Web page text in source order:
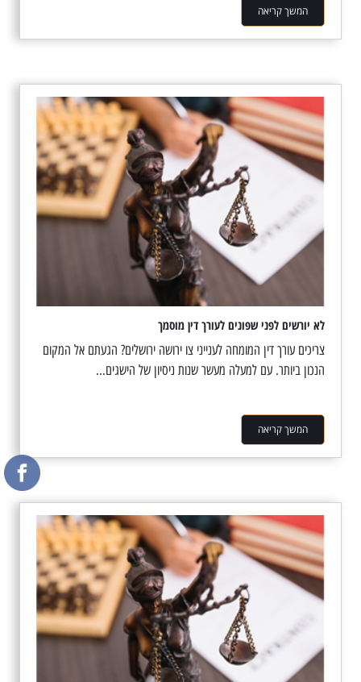
המשך קריאה
לא יורשים לפני שפונים לעורך דין מוסמך
צריכים עורך דין המומחה לענייני צו ירושה ירושלים? הגעתם אל המקום
הנכון ביותר. עם למעלה מעשר שנות ניסיון של הישגים...
המשך קריאה